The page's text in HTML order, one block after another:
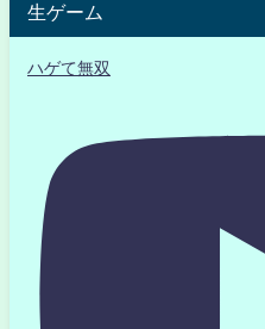
生ゲーム
ハゲて無双